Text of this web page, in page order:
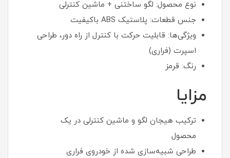
نوع محصول: لگو ساختنی + ماشین کنترلی
جنس قطعات: پلاستیک ABS باکیفیت
ویژگی‌ها: قابلیت حرکت با کنترل از راه دور، طراحی
اسپرت (فراری)
رنگ: قرمز
مزایا
ترکیب هیجان لگو و ماشین کنترلی در یک
محصول
طراحی شبیه‌سازی شده از خودروی فراری